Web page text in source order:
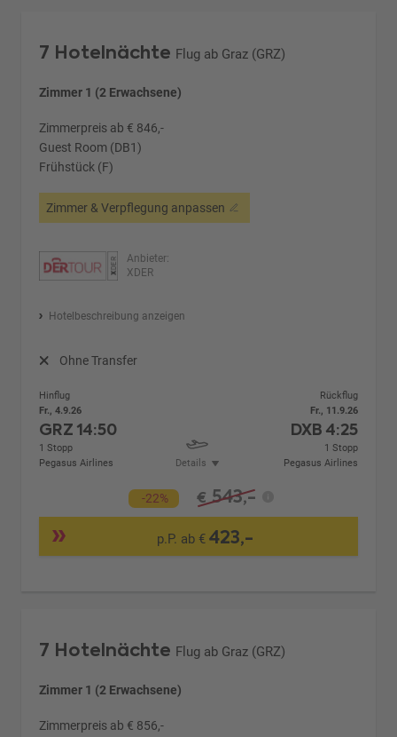
7 Hotelnächte Flug ab Graz (GRZ)
Zimmer 1 (2 Erwachsene)
Zimmerpreis ab € 846,-
Guest Room (DB1)
Frühstück (F)
Zimmer & Verpflegung anpassen
Anbieter:
XDER
Hotelbeschreibung anzeigen
Ohne Transfer
Hinflug
Fr., 4.9.26
GRZ14:50
1 Stopp
Pegasus Airlines
Details
Rückflug
Fr., 11.9.26
DXB 4:25
1 Stopp
Pegasus Airlines
-22% € 543,-
p.P. ab € 423,-
7 Hotelnächte Flug ab Graz (GRZ)
Zimmer 1 (2 Erwachsene)
Zimmerpreis ab € 856,-